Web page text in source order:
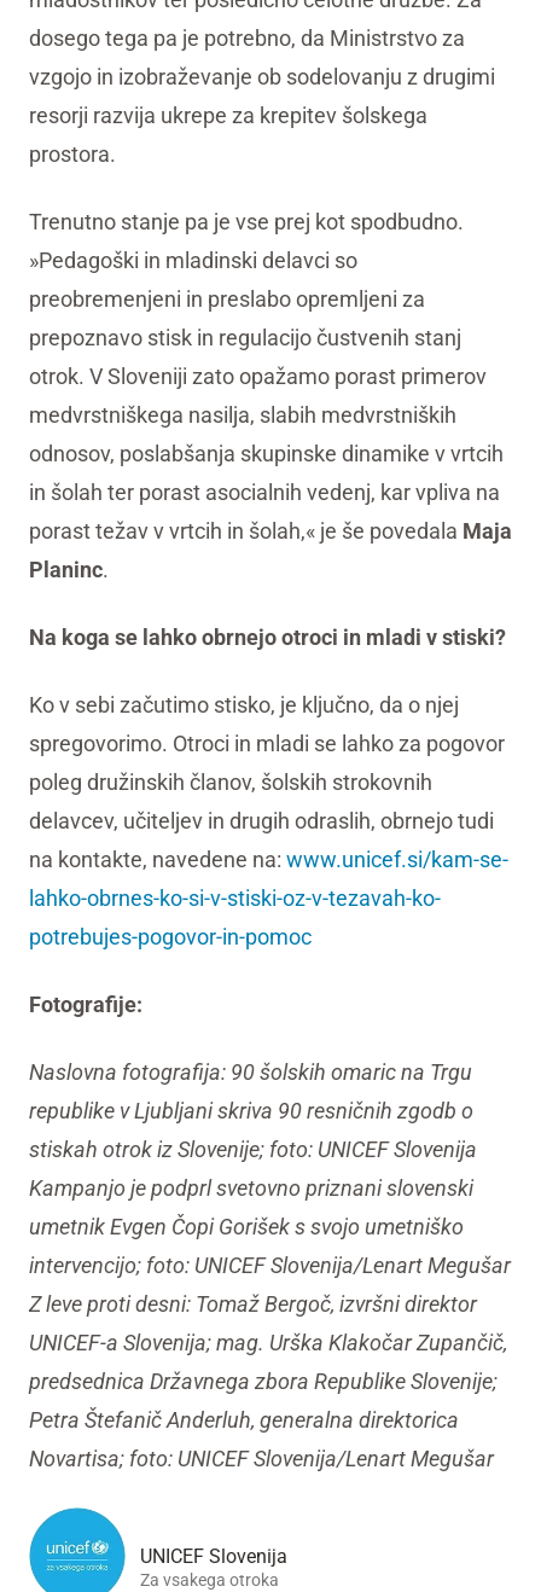
dosego tega pa je potrebno, da Ministrstvo za
vzgojo in izobraževanje ob sodelovanju z drugimi
resorji razvija ukrepe za krepitev šolskega
prostora.
Trenutno stanje pa je vse prej kot spodbudno.
»Pedagoški in mladinski delavci so
preobremenjeni in preslabo opremljeni za
prepoznavo stisk in regulacijo čustvenih stanj
otrok. V Sloveniji zato opažamo porast primerov
medvrstniškega nasilja, slabih medvrstniških
odnosov, poslabšanja skupinske dinamike v vrtcih
in šolah ter porast asocialnih vedenj, kar vpliva na
porast težav v vrtcih in šolah,« je še povedala Maja
Planinc.
Na koga se lahko obrnejo otroci in mladi v stiski?
Ko v sebi začutimo stisko, je ključno, da o njej
spregovorimo. Otroci in mladi se lahko za pogovor
poleg družinskih članov, šolskih strokovnih
delavcev, učiteljev in drugih odraslih, obrnejo tudi
na kontakte, navedene na: www.unicef.si/kam-se-
lahko-obrnes-ko-si-v-stiski-oz-v-tezavah-ko-
potrebujes-pogovor-in-pomoc
Fotografije:
Naslovna fotografija: 90 šolskih omaric na Trgu
republike v Ljubljani skriva 90 resničnih zgodb o
stiskah otrok iz Slovenije; foto: UNICEF Slovenija
Kampanjo je podprl svetovno priznani slovenski
umetnik Evgen Čopi Gorišek s svojo umetniško
intervencijo; foto: UNICEF Slovenija/Lenart Megušar
Z leve proti desni: Tomaž Bergoč, izvršni direktor
UNICEF-a Slovenija; mag. Urška Klakočar Zupančič,
predsednica Državnega zbora Republike Slovenije;
Petra Štefanič Anderluh, generalna direktorica
Novartisa; foto: UNICEF Slovenija/Lenart Megušar
UNICEF Slovenija
Za vsakega otroka